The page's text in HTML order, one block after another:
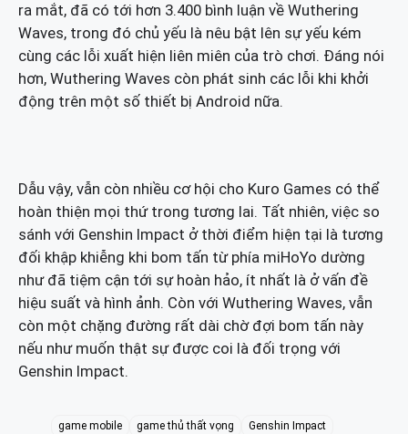
ra mắt, đã có tới hơn 3.400 bình luận về Wuthering
Waves, trong đó chủ yếu là nêu bật lên sự yếu kém
cùng các lỗi xuất hiện liên miên của trò chơi. Đáng nói
hơn, Wuthering Waves còn phát sinh các lỗi khi khởi
động trên một số thiết bị Android nữa.
Dẫu vậy, vẫn còn nhiều cơ hội cho Kuro Games có thể
hoàn thiện mọi thứ trong tương lai. Tất nhiên, việc so
sánh với Genshin Impact ở thời điểm hiện tại là tương
đối khập khiễng khi bom tấn từ phía miHoYo dường
như đã tiệm cận tới sự hoàn hảo, ít nhất là ở vấn đề
hiệu suất và hình ảnh. Còn với Wuthering Waves, vẫn
còn một chặng đường rất dài chờ đợi bom tấn này
nếu như muốn thật sự được coi là đối trọng với
Genshin Impact.
game mobile game thủ thất vọng
Genshin Impact